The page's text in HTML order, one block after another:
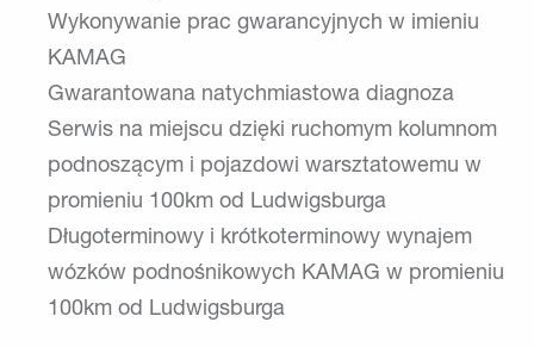
Wykonywanie prac gwarancyjnych w imieniu
KAMAG
Gwarantowana natychmiastowa diagnoza
Serwis na miejscu dzięki ruchomym kolumnom
podnoszącym i pojazdowi warsztatowemu w
promieniu 100km od Ludwigsburga
Długoterminowy i krótkoterminowy wynajem
wózków podnośnikowych KAMAG w promieniu
100km od Ludwigsburga